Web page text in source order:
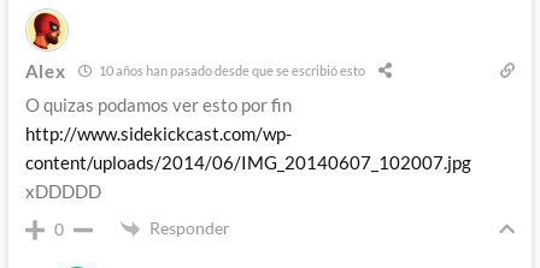
Alex 10 años han pasado desde que se escribió esto
O quizas podamos ver esto por fin
http://www.sidekickcast.com/wp-
content/uploads/2014/06/IMG_20140607_102007.jpg
xDDDDD
0 Responder